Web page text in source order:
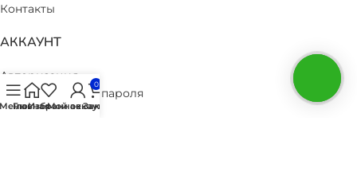
Контакты
АККАУНТ
Авторизация
Восстановление пароля
Мои заказы
Главная
Избранное
Мой аккаунт
0
Заказ